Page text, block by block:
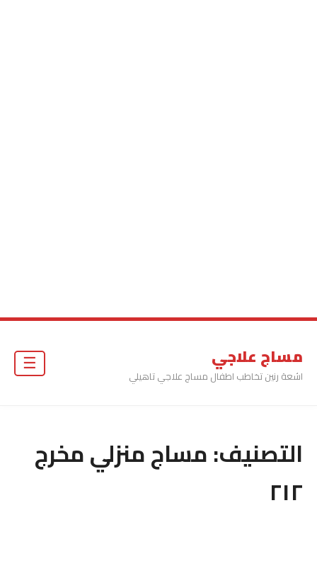
مساج علاجي
اشعة رنين تخاطب اطفال مساج علاجي تاهيلي
التصنيف:مساج منزلي مخرج
٢١٢